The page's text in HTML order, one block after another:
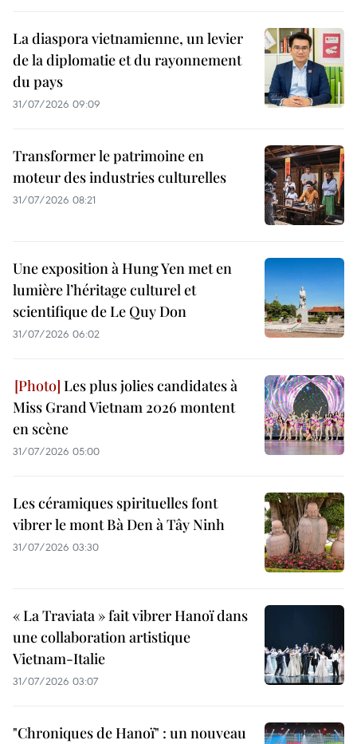
La diaspora vietnamienne, un levier
de la diplomatie et du rayonnement
du pays
31/07/2026 09:09
Transformer le patrimoine en
moteur des industries culturelles
31/07/2026 08:21
Une exposition à Hung Yen met en
lumière l’héritage culturel et
scientifique de Le Quy Don
31/07/2026 06:02
Les plus jolies candidates à
Miss Grand Vietnam 2026 montent
en scène
31/07/2026 05:00
Les céramiques spirituelles font
vibrer le mont Bà Den à Tây Ninh
31/07/2026 03:30
« La Traviata » fait vibrer Hanoï dans
une collaboration artistique
Vietnam-Italie
31/07/2026 03:07
"Chroniques de Hanoï" : un nouveau